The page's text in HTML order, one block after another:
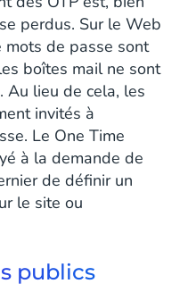
perdus. Sur le Web
de passe sont
boîtes mail ne sont
Au lieu de cela, les
invités à
Le One Time
à la demande de
de définir un
le site ou
publics